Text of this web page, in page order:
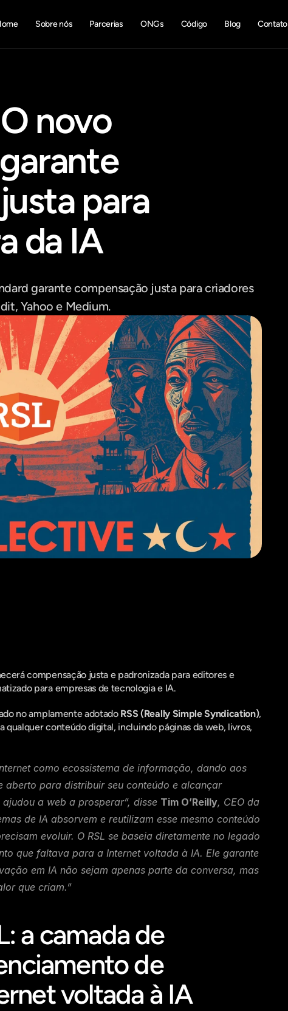
Sobre nós Parcerias ONGs Código Blog Contato
novo
para
da IA
garante compensação justa para criadores
Yahoo e Medium.
compensação justa e padronizada para editores e
para empresas de tecnologia e IA.
no amplamente adotado RSS (Really Simple Syndication),
qualquer conteúdo digital, incluindo páginas da web, livros,
como ecossistema de informação, dando aos
aberto para distribuir seu conteúdo e alcançar
a web a prosperar”, disse Tim O’Reilly, CEO da
de IA absorvem e reutilizam esse mesmo conteúdo
evoluir. O RSL se baseia diretamente no legado
que faltava para a Internet voltada à IA. Ele garante
em IA não sejam apenas parte da conversa, mas
que criam.”
a camada de
de
voltada à IA